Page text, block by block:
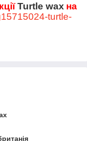
Turtle wax на
turtle-